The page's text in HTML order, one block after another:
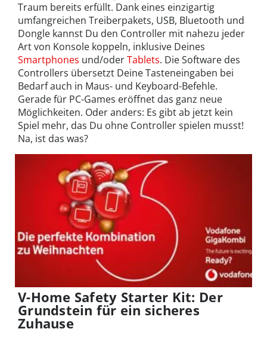
Traum bereits erfüllt. Dank eines einzigartig
umfangreichen Treiberpakets, USB, Bluetooth und
Dongle kannst Du den Controller mit nahezu jeder
Art von Konsole koppeln, inklusive Deines
Smartphones und/oderTablets. Die Software des
Controllers übersetzt Deine Tasteneingaben bei
Bedarf auch in Maus- und Keyboard-Befehle.
Gerade für PC-Games eröffnet das ganz neue
Möglichkeiten. Oder anders: Es gibt ab jetzt kein
Spiel mehr, das Du ohne Controller spielen musst!
Na, ist das was?
V-Home Safety Starter Kit: Der
Grundstein für ein sicheres
Zuhause